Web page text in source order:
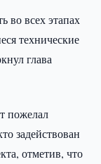
во всех этапах
технические
глава
пожелал
задействован
отметив, что